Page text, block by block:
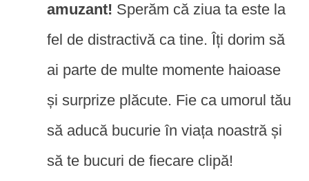
amuzant! Sperăm că ziua ta este la
fel de distractivă ca tine. Îți dorim să
ai parte de multe momente haioase
și surprize plăcute. Fie ca umorul tău
să aducă bucurie în viața noastră și
să te bucuri de fiecare clipă!